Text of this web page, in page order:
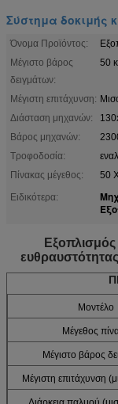
Σύστημα δοκιμής
Όνομα Προϊόντος:
Μέγιστο βάρος
δειγμάτων:
50
Μέγιστη επιτάχυνση:
Διάσταση μηχανών:
Βάρος μηχανών:
Τροφοδοσία:
Πίνακας μέγεθος:
50
Ειδικότερα:
Μοντέλο
Μέγεθος
Μέγιστο βάρος
Μέγιστη επιτάχυνση